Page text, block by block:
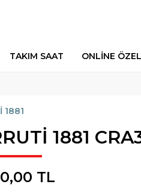
TAKIM SAAT ONLİNE ÖZEL
1881
1881
TL